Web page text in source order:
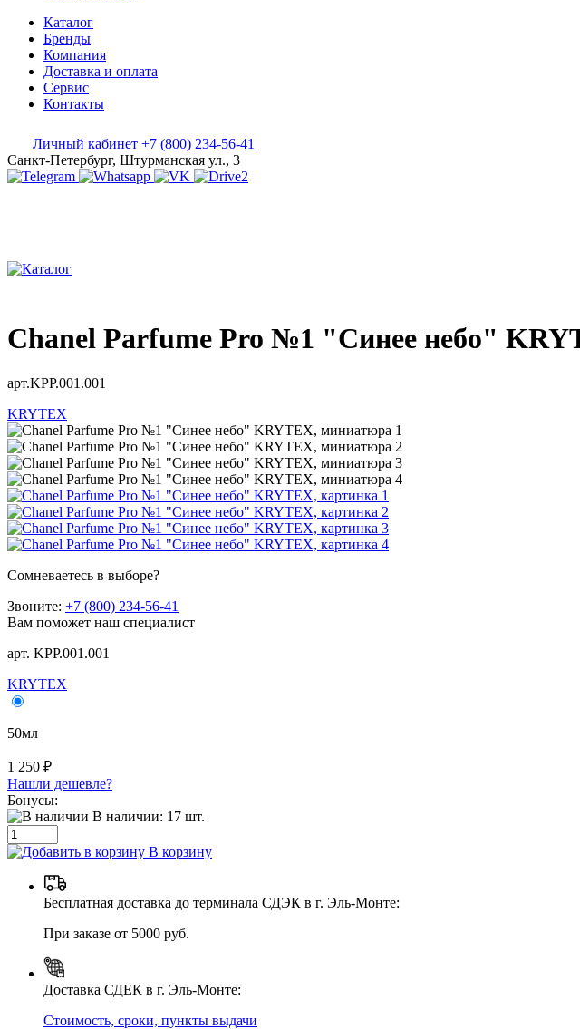
Каталог
Бренды
Компания
Доставка и оплата
Сервис
Контакты
Личный кабинет +7 (800) 234-56-41
Санкт-Петербург, Штурманская ул., 3
Chanel Parfume Pro №1 "Синее небо"
арт.KРР.001.001
KRYTEX
Сомневаетесь в выборе?
Звоните: +7 (800) 234-56-41
Вам поможет наш специалист
арт. KРР.001.001
KRYTEX
50мл
1 250 ₽
Нашли дешевле?
Бонусы:
В наличии: 17 шт.
В корзину
Бесплатная доставка до терминала СДЭК в г. Эль-Монте:
При заказе от 5000 руб.
Доставка СДЕК в г. Эль-Монте:
Стоимость, сроки, пункты выдачи